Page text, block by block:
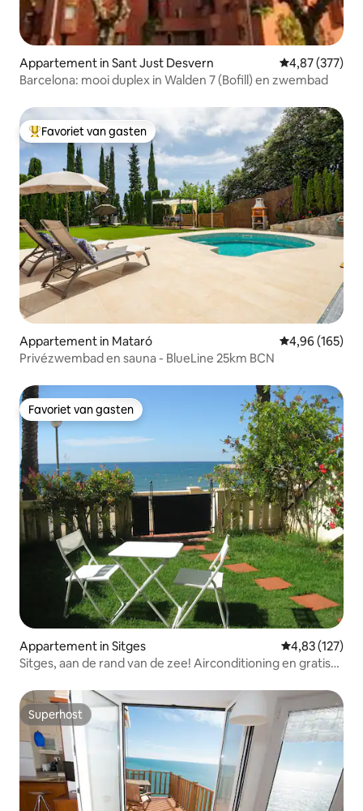
Appartement in Sant Just Desvern Gemiddelde
4,87 (377)
Barcelona: mooi duplex in Walden 7 (Bofill) en zwembad
Topfavoriet van gasten
Favoriet van gasten
Appartement in Mataró Gemiddelde
4,96 (165)
Privézwembad en sauna - BlueLine 25km BCN
Favoriet van gasten
Favoriet van gasten
Appartement in Sitges Gemiddelde
4,83 (127)
Sitges, aan de rand van de zee! Airconditioning en gratis
Superhost
Superhost